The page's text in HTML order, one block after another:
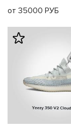
от 35000 РУБ